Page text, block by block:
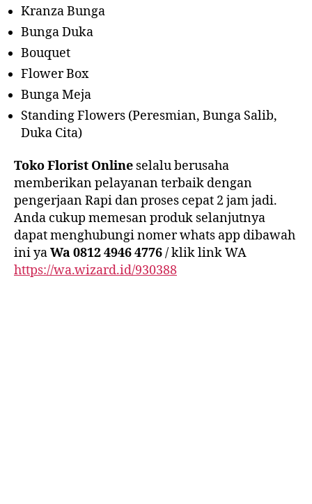
Kranza Bunga
Bunga Duka
Bouquet
Flower Box
Bunga Meja
Standing Flowers (Peresmian, Bunga Salib,
Duka Cita)
Toko Florist Online selalu berusaha
memberikan pelayanan terbaik dengan
pengerjaan Rapi dan proses cepat 2 jam jadi.
Anda cukup memesan produk selanjutnya
dapat menghubungi nomer whats app dibawah
ini yaWa 0812 4946 4776/ klik link WA
https://wa.wizard.id/930388